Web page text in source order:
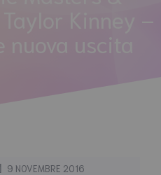
Taylor Kinney –
nuova uscita
9 NOVEMBRE 2016